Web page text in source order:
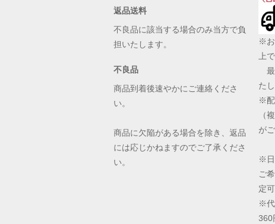
返品送料
不良品に該当する場合のみ当方で負
担いたします。
不良品
商品到着後速やかにご連絡くださ
い。
商品に欠陥がある場合を除き、返品
には応じかねますのでご了承くださ
い。
※お
上
最
た
※配
（
が
※日
ご
定
※代
360